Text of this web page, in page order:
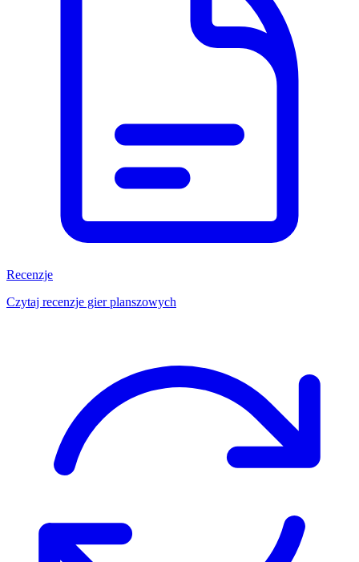
Recenzje
Czytaj recenzje gier planszowych